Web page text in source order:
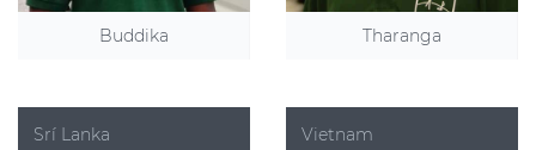
Buddika Tharanga
Srí Lanka Vietnam